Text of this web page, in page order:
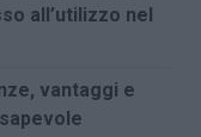
all’utilizzo nel
vantaggi e